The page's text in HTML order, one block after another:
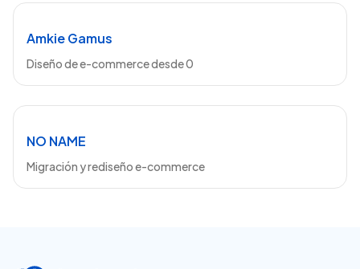
Amkie Gamus
Diseño de e-commerce desde 0
NO NAME
Migración y rediseño e-commerce